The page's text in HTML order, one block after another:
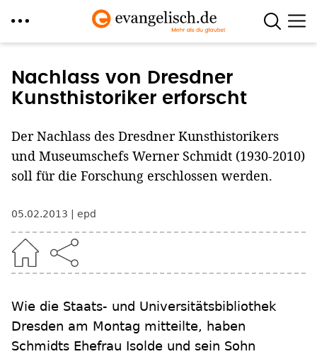
zum
Inhalt
Nachlass von Dresdner
Kunsthistoriker erforscht
Der Nachlass des Dresdner Kunsthistorikers
und Museumschefs Werner Schmidt (1930-2010)
soll für die Forschung erschlossen werden.
05.02.2013 epd
Wie die Staats- und Universitätsbibliothek
Dresden am Montag mitteilte, haben
Schmidts Ehefrau Isolde und sein Sohn